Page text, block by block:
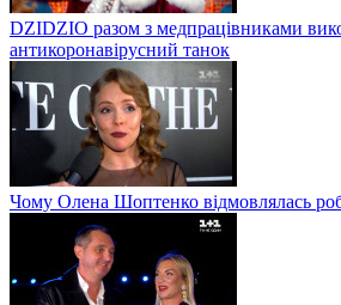
DZIDZIO разом з медпрацівниками
антикоронавірусний танок
Чому Олена Шоптенко відмовлялась